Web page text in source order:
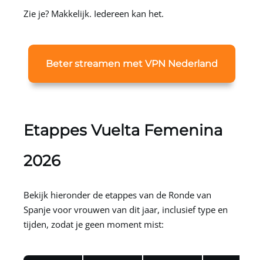
Zie je? Makkelijk. Iedereen kan het.
Beter streamen met VPN Nederland
Etappes Vuelta Femenina
2026
Bekijk hieronder de etappes van de Ronde van
Spanje voor vrouwen van dit jaar, inclusief type en
tijden, zodat je geen moment mist: